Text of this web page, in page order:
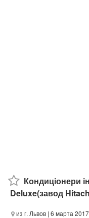
Кондиціонери
Deluxe(завод
из г. Львов | 6 марта